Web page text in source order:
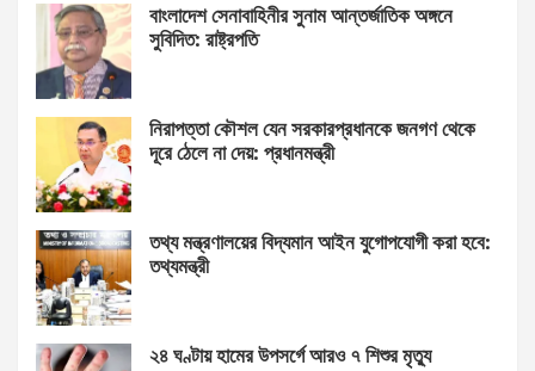
বাংলাদেশ সেনাবাহিনীর সুনাম আন্তর্জাতিক অঙ্গনে
সুবিদিত: রাষ্ট্রপতি
নিরাপত্তা কৌশল যেন সরকারপ্রধানকে জনগণ থেকে
দূরে ঠেলে না দেয়: প্রধানমন্ত্রী
তথ্য মন্ত্রণালয়ের বিদ্যমান আইন যুগোপযোগী করা হবে:
তথ্যমন্ত্রী
২৪ ঘণ্টায় হামের উপসর্গে আরও ৭ শিশুর মৃত্যু